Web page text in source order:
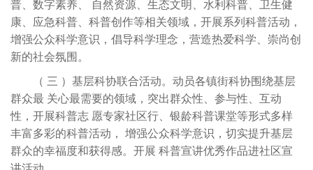
普、数字素养、
自然资源、生态文明、水利科普、卫生健
康、应急科普、科普创作等相关领域，开展系列科普活动，
增强公众科学意识，倡导科学理念，营造热爱科学、崇尚创
新的社会氛围。
（ 三 ）基层科协联合活动。动员各镇街科协围绕基层
群众最 关心最需要的领域，突出群众性、参与性、互动
性，开展科普志 愿专家社区行、银龄科普课堂等形式多样
丰富多彩的科普活动，
增强公众科学意识，切实提升基层
群众的幸福度和获得感。开展 科普宣讲优秀作品进社区宣